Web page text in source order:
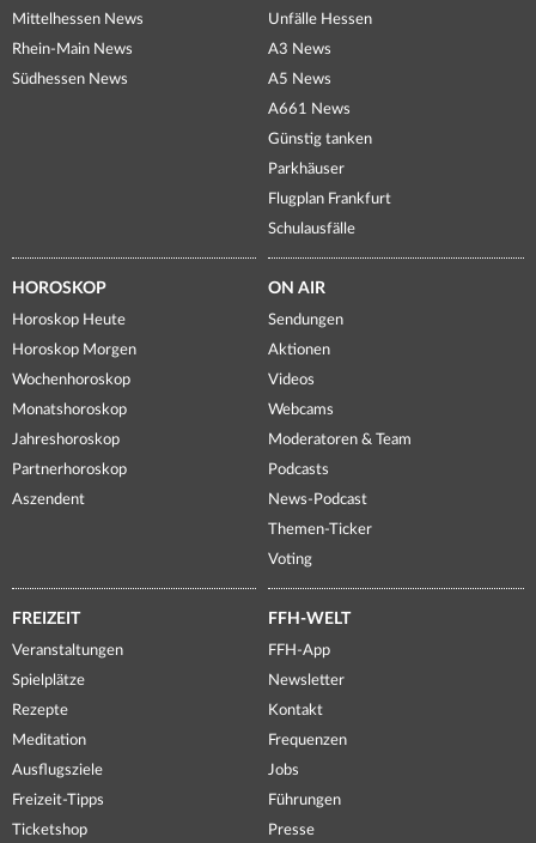
Mittelhessen News
Rhein-Main News
Südhessen News
Unfälle Hessen
A3 News
A5 News
A661 News
Günstig tanken
Parkhäuser
Flugplan Frankfurt
Schulausfälle
HOROSKOP
Horoskop Heute
Horoskop Morgen
Wochenhoroskop
Monatshoroskop
Jahreshoroskop
Partnerhoroskop
Aszendent
ON AIR
Sendungen
Aktionen
Videos
Webcams
Moderatoren & Team
Podcasts
News-Podcast
Themen-Ticker
Voting
FREIZEIT
Veranstaltungen
Spielplätze
Rezepte
Meditation
Ausflugsziele
Freizeit-Tipps
Ticketshop
FFH-WELT
FFH-App
Newsletter
Kontakt
Frequenzen
Jobs
Führungen
Presse